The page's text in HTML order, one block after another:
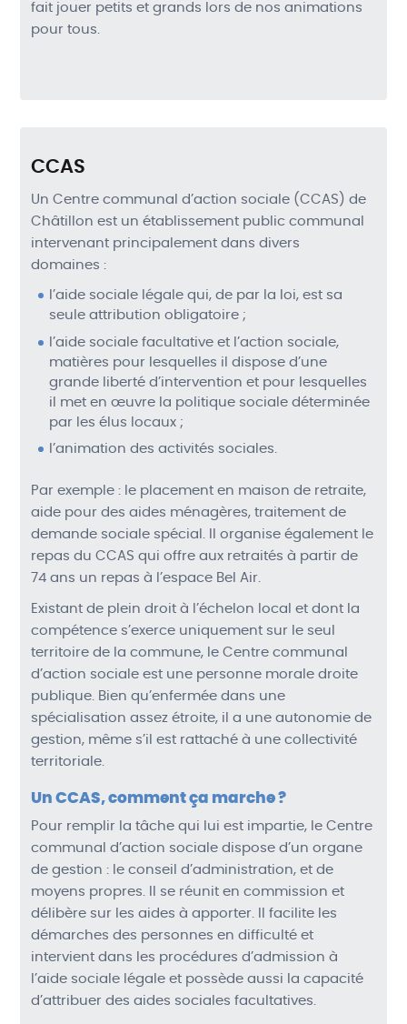
fait jouer petits et grands lors de nos animations
pour tous.
CCAS
Un Centre communal d’action sociale (CCAS ) de
Châtillon est un établissement public communal
intervenant principalement dans divers
domaines :
l’aide sociale légale qui, de par la loi, est sa
seule attribution obligatoire ;
l’aide sociale facultative et l’action sociale,
matières pour lesquelles il dispose d’une
grande liberté d’intervention et pour lesquelles
il met en œuvre la politique sociale déterminée
par les élus locaux ;
l’animation des activités sociales.
Par exemple : le placement en maison de retraite,
aide pour des aides ménagères, traitement de
demande sociale spécial. Il organise également le
repas duCCAS qui offre aux retraités à partir de
74 ans un repas à l’espace Bel Air.
Existant de plein droit à l’échelon local et dont la
compétence s’exerce uniquement sur le seul
territoire de la commune, le Centre communal
d’action sociale est une personne morale droite
publique. Bien qu’enfermée dans une
spécialisation assez étroite, il a une autonomie de
gestion, même s’il est rattaché à une collectivité
territoriale.
UnCCAS, comment ça marche ?
Pour remplir la tâche qui lui est impartie, le Centre
communal d’action sociale dispose d’un organe
de gestion : le conseil d’administration, et de
moyens propres. Il se réunit en commission et
délibère sur les aides à apporter. Il facilite les
démarches des personnes en difficulté et
intervient dans les procédures d’admission à
l’aide sociale légale et possède aussi la capacité
d’attribuer des aides sociales facultatives.